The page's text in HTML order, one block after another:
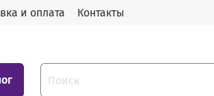
и оплата Контакты